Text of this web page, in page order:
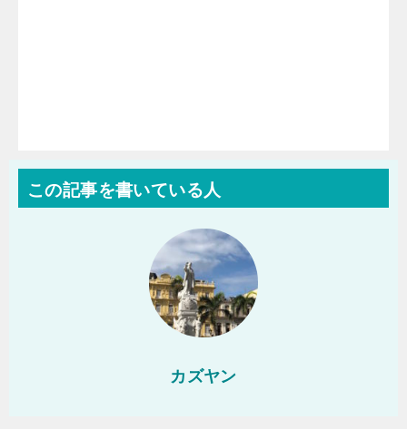
この記事を書いている人
カズヤン